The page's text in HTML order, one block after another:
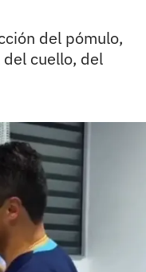
del pómulo,
cuello, del